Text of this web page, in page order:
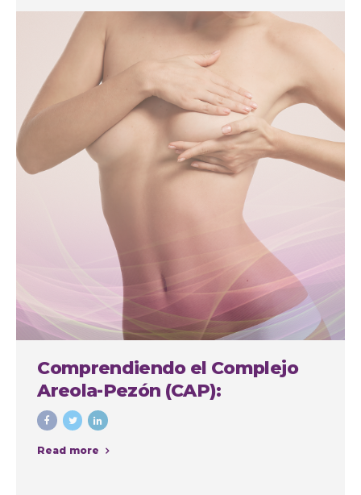
Comprendiendo el Complejo
Areola-Pezón (CAP):
Importancia y Soluciones en
Cirugía Plástica
Read more